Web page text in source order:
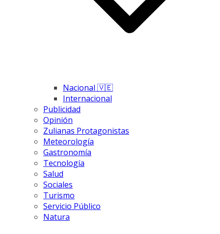
Nacional 🇻🇪
Internacional
Publicidad
Opinión
Zulianas Protagonistas
Meteorología
Gastronomía
Tecnología
Salud
Sociales
Turismo
Servicio Público
Natura